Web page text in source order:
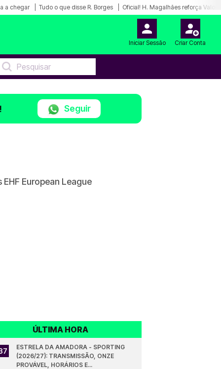
a chegar Tudo o que disse R. Borges Oficial! H. Magalhães reforça
Iniciar Sessão Criar Conta
Seguir
European League
ÚLTIMA HORA
ESTRELA DA AMADORA - SPORTING
(2026/27): TRANSMISSÃO, ONZE
PROVÁVEL, HORÁRIOS E...